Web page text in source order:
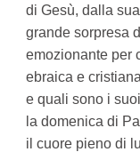
di Gesù, dalla
grande sorpresa
emozionante per
ebraica e
e quali sono i
la domenica di
il cuore pieno di